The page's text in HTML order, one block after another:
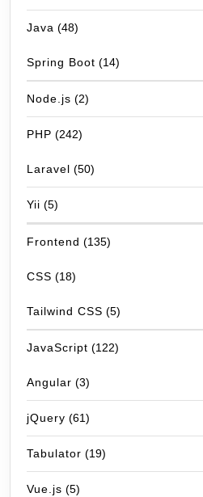
Java (48)
Spring Boot (14)
Node.js (2)
PHP (242)
Laravel (50)
Yii (5)
Frontend (135)
CSS (18)
Tailwind CSS (5)
JavaScript (122)
Angular (3)
jQuery (61)
Tabulator (19)
Vue.js (5)